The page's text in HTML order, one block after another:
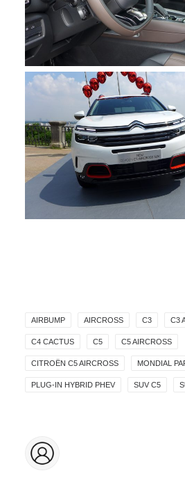
AIRBUMP AIRCROSS C3 C3
C4 CACTUS C5 C5 AIRCROSS
CITROËN C5 AIRCROSS MONDIAL
PLUG-IN HYBRID PHEV SUV C5